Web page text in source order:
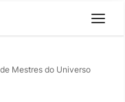
Mestres do Universo